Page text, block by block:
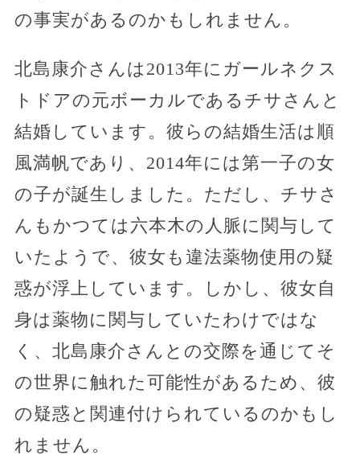
の事実があるのかもしれません。
北島康介さんは2013年にガールネクス
トドアの元ボーカルであるチサさんと
結婚しています。彼らの結婚生活は順
風満帆であり、2014年には第一子の女
の子が誕生しました。ただし、チサさ
んもかつては六本木の人脈に関与して
いたようで、彼女も違法薬物使用の疑
惑が浮上しています。しかし、彼女自
身は薬物に関与していたわけではな
く、北島康介さんとの交際を通じてそ
の世界に触れた可能性があるため、彼
の疑惑と関連付けられているのかもし
れません。